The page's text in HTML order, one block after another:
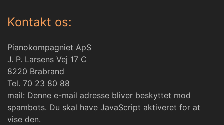
Kontakt os:
Pianokompagniet ApS
J. P. Larsens Vej 17 C
8220 Brabrand
Tel. 70 23 80 88
mail: Denne e-mail adresse bliver beskyttet mod
spambots. Du skal have JavaScript aktiveret for at
vise den.